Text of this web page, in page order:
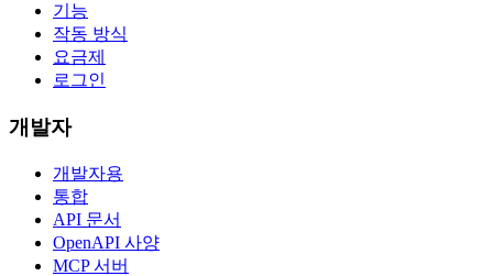
기능
작동 방식
요금제
로그인
개발자
개발자용
통합
API 문서
OpenAPI 사양
MCP 서버